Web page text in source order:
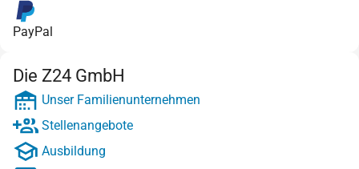
PayPal
Die Z24 GmbH
Unser Familienunternehmen
Stellenangebote
Ausbildung